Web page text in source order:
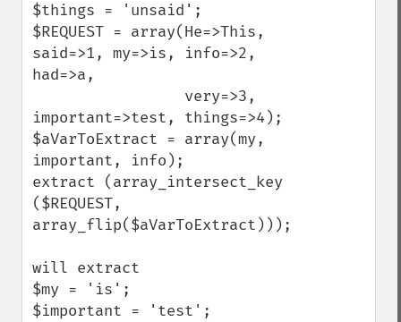
$things = 'unsaid';
$REQUEST = array(He=>This,
said=>1, my=>is, info=>2,
had=>a,
important=>test, things=>4);
$aVarToExtract = array(my,
important, info);
extract (array_intersect_key
($REQUEST,
array_flip($aVarToExtract)));
will extract
$my = 'is';
$important = 'test';